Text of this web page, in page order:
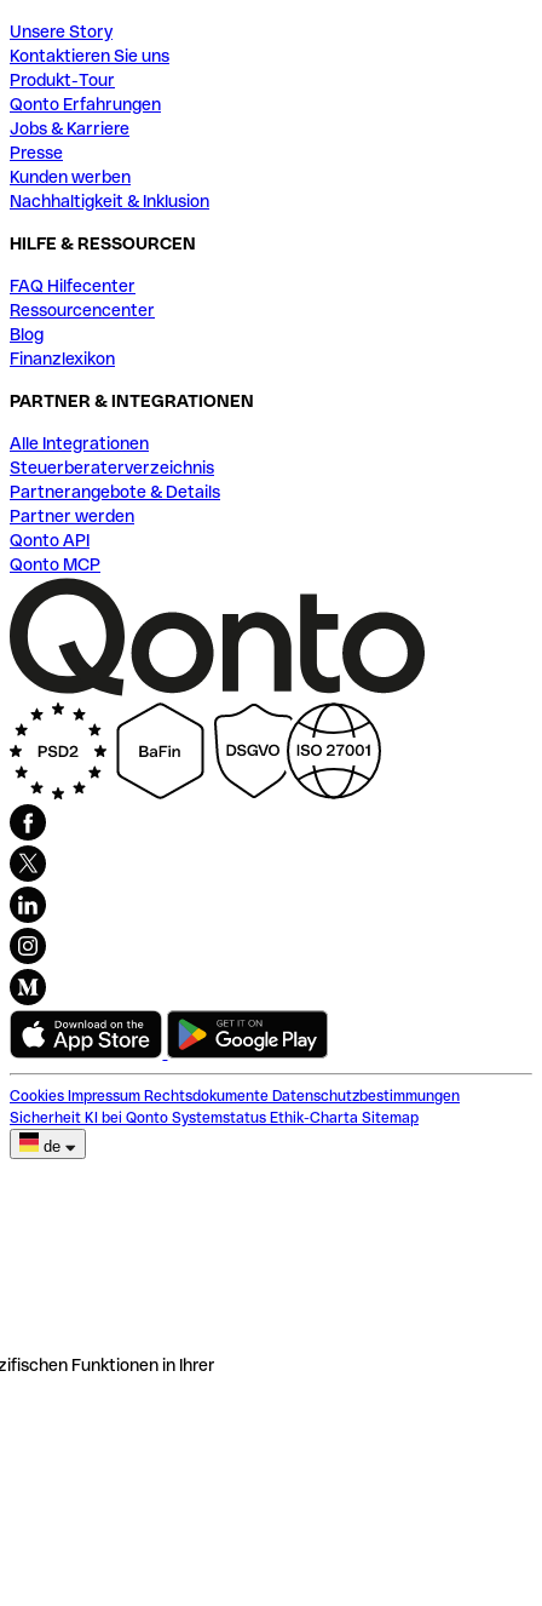
Unsere Story
Kontaktieren Sie uns
Produkt-Tour
Qonto Erfahrungen
Jobs & Karriere
Presse
Kunden werben
Nachhaltigkeit & Inklusion
HILFE & RESSOURCEN
FAQ Hilfecenter
Ressourcencenter
Blog
Finanzlexikon
PARTNER & INTEGRATIONEN
Alle Integrationen
Steuerberaterverzeichnis
Partnerangebote & Details
Partner werden
Qonto API
Qonto MCP
Cookies Impressum Rechtsdokumente Datenschutzbestimmungen
Sicherheit KI bei Qonto Systemstatus Ethik-Charta Sitemap
de
Funktionen in Ihrer